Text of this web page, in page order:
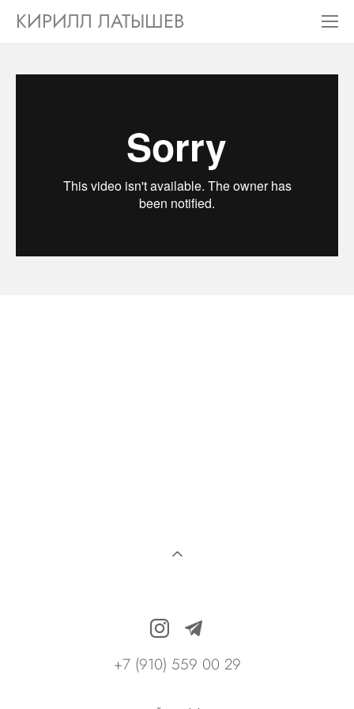
КИРИЛЛ ЛАТЫШЕВ
+7 (910) 559 00 29